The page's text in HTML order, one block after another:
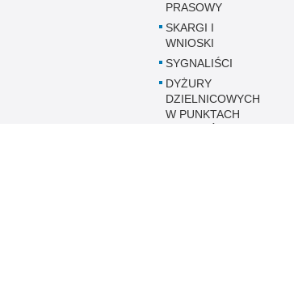
PRASOWY
SKARGI I
WNIOSKI
SYGNALIŚCI
DYŻURY
DZIELNICOWYCH
W PUNKTACH